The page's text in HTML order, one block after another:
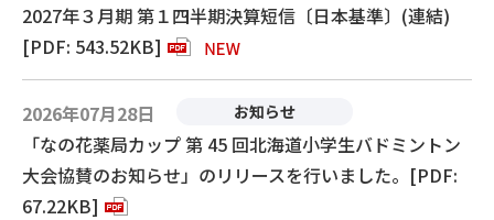
2027年３月期 第１四半期決算短信〔日本基準〕(連結)
[PDF: 543.52KB]
2026年07月28日 お知らせ
「なの花薬局カップ 第 45 回北海道小学生バドミントン
大会協賛のお知らせ」のリリースを行いました。[PDF:
67.22KB]